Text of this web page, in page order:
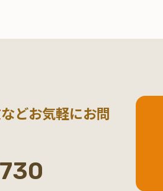
どお気軽にお問